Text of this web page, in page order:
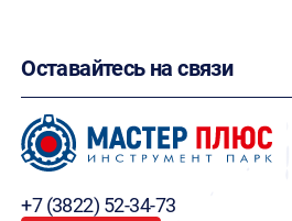
Оставайтесь на связи
+7 (3822) 52-34-73